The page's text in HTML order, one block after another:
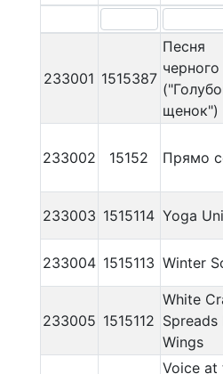
233001 1515387
Песня
черного
щенок")
233002 15152 Прямо
233003 1515114 Yoga
233004 1515113 Winter
233005 1515112
White
Spreads
Wings
Voice at